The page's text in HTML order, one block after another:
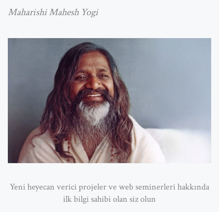
Maharishi Mahesh Yogi
Yeni heyecan verici projeler ve web seminerleri hakkında
ilk bilgi sahibi olan siz olun